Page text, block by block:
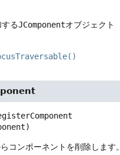
るJComponentオブジェクト
コンポーネントを削除します。